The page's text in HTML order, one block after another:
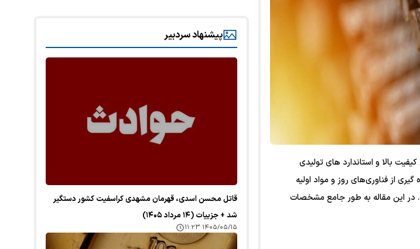
بالا و استاندارد های تولیدی
از فناوری‌های روز و مواد اولیه
در این مقاله به طور جامع مشخصات
پیشنهاد سردبیر
قاتل محسن اسدی، قهرمان مشهدی کراسفیت کشور دستگیر
شد + جزییات (۱۴ مرداد ۱۴۰۵)
۱۴۰۵/۰۵/۱۵ ۱۱:۲۳